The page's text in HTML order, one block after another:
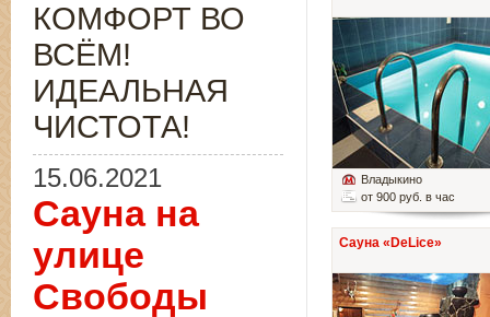
Владыкино
от 900 руб. в час
Сауна «DeLice»
КОМФОРТ ВО
ВСЁМ!
ИДЕАЛЬНАЯ
ЧИСТОТА!
15.06.2021
Сауна на
улице
Свободы